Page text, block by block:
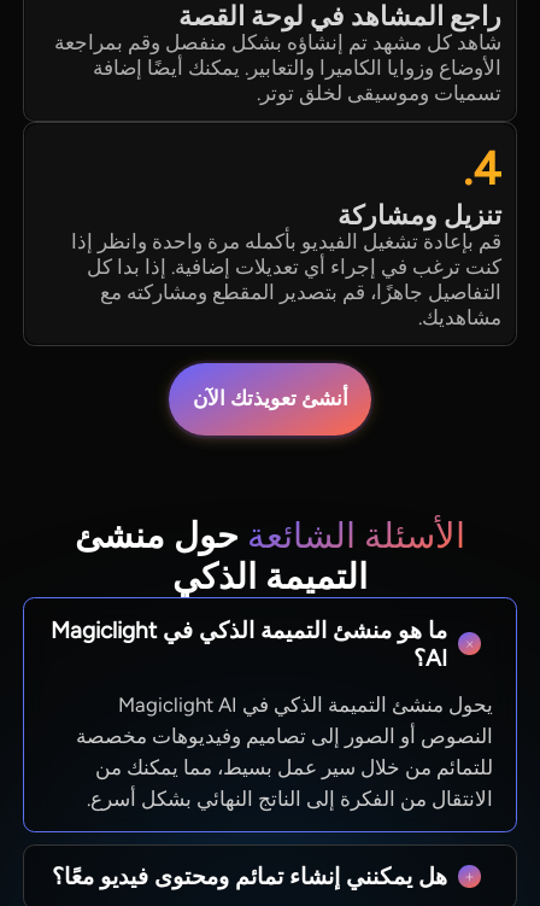
راجع المشاهد في لوحة القصة
شاهد كل مشهد تم إنشاؤه بشكل منفصل وقم بمراجعة
الأوضاع وزوايا الكاميرا والتعابير. يمكنك أيضًا إضافة
تسميات وموسيقى لخلق توتر.
4.
تنزيل ومشاركة
قم بإعادة تشغيل الفيديو بأكمله مرة واحدة وانظر إذا
كنت ترغب في إجراء أي تعديلات إضافية. إذا بدا كل
التفاصيل جاهزًا، قم بتصدير المقطع ومشاركته مع
مشاهديك.
أنشئ تعويذتك الآن
الأسئلة الشائعة حول منشئ
التميمة الذكي
ما هو منشئ التميمة الذكي في Magiclight
AI؟
يحول منشئ التميمة الذكي في Magiclight AI
النصوص أو الصور إلى تصاميم وفيديوهات مخصصة
للتمائم من خلال سير عمل بسيط، مما يمكنك من
الانتقال من الفكرة إلى الناتج النهائي بشكل أسرع.
هل يمكنني إنشاء تمائم ومحتوى فيديو معًا؟